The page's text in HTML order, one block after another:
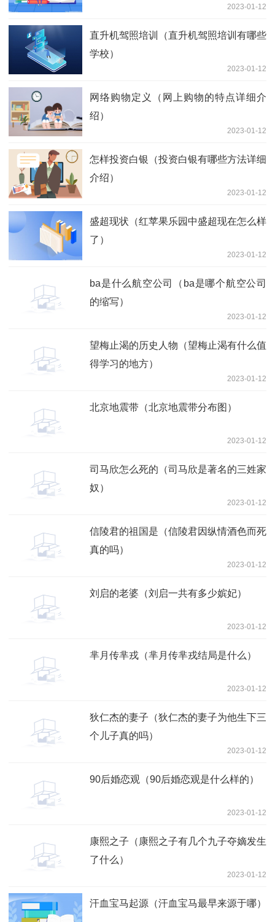
2023-01-12
直升机驾照培训（直升机驾照培训有哪些
学校）
2023-01-12
网络购物定义（网上购物的特点详细介
绍）
2023-01-12
怎样投资白银（投资白银有哪些方法详细
介绍）
2023-01-12
盛超现状（红苹果乐园中盛超现在怎么样
了）
2023-01-12
ba是什么航空公司（ba是哪个航空公司
的缩写）
2023-01-12
望梅止渴的历史人物（望梅止渴有什么值
得学习的地方）
2023-01-12
北京地震带（北京地震带分布图）
2023-01-12
司马欣怎么死的（司马欣是著名的三姓家
奴）
2023-01-12
信陵君的祖国是（信陵君因纵情酒色而死
真的吗）
2023-01-12
刘启的老婆（刘启一共有多少嫔妃）
2023-01-12
芈月传芈戎（芈月传芈戎结局是什么）
2023-01-12
狄仁杰的妻子（狄仁杰的妻子为他生下三
个儿子真的吗）
2023-01-12
90后婚恋观（90后婚恋观是什么样的）
2023-01-12
康熙之子（康熙之子有几个九子夺嫡发生
了什么）
2023-01-12
汗血宝马起源（汗血宝马最早来源于哪）